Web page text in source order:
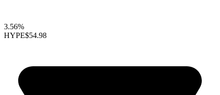
3.56%
HYPE$54.98